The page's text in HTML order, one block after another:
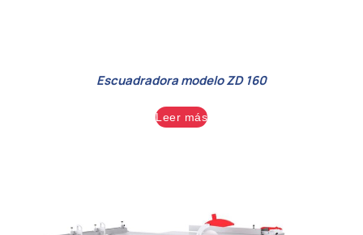
Escuadradora modelo ZD 160
Leer más